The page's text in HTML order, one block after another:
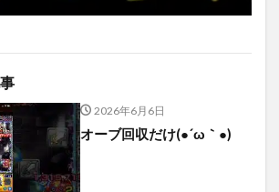
2026年6月6日
オーブ回収だけ(●´ω｀●)